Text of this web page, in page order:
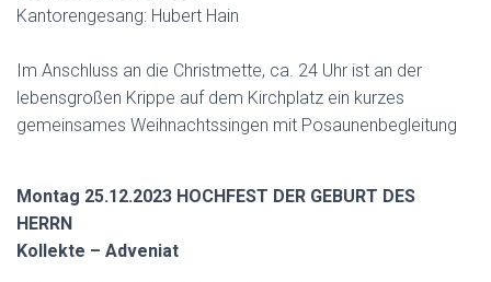
Kantorengesang: Hubert Hain
Im Anschluss an die Christmette, ca. 24 Uhr ist an der
lebensgroßen Krippe auf dem Kirchplatz ein kurzes
gemeinsames Weihnachtssingen mit Posaunenbegleitung
Montag 25.12.2023 HOCHFEST DER GEBURT DES
HERRN
Kollekte – Adveniat